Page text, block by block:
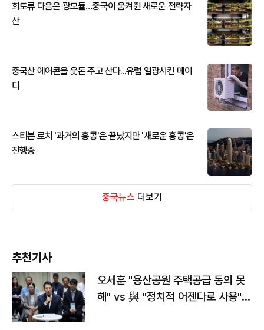
희토류 다음은 광모듈…중국이 움켜쥔 새로운 전략자
산
중국산 에어콘을 웃돈 주고 산다...유럽 열광시킨 메이
디
스티븐 로치 '과거의 홍콩'은 끝났지만 '새로운 홍콩'은
진행중
중국뉴스 더보기
추천기사
오세훈 "용산공원 주택공급 동의 못
해" vs 與 "정치적 어젠다로 사용"